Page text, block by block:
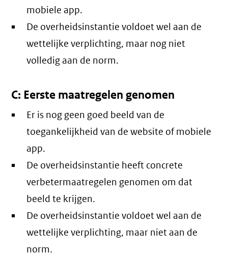
mobiele app.
De overheidsinstantie voldoet wel aan de
wettelijke verplichting, maar nog niet
volledig aan de norm.
C: Eerste maatregelen genomen
Er is nog geen goed beeld van de
toegankelijkheid van de website of mobiele
app.
De overheidsinstantie heeft concrete
verbetermaatregelen genomen om dat
beeld te krijgen.
De overheidsinstantie voldoet wel aan de
wettelijke verplichting, maar niet aan de
norm.